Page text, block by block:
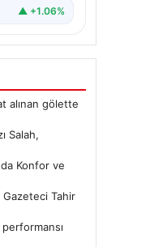
▲ +1.06%
alınan gölette
Salah,
Konfor ve
Gazeteci Tahir
performansı